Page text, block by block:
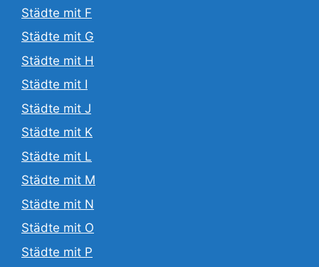
Städte mit F
Städte mit G
Städte mit H
Städte mit I
Städte mit J
Städte mit K
Städte mit L
Städte mit M
Städte mit N
Städte mit O
Städte mit P